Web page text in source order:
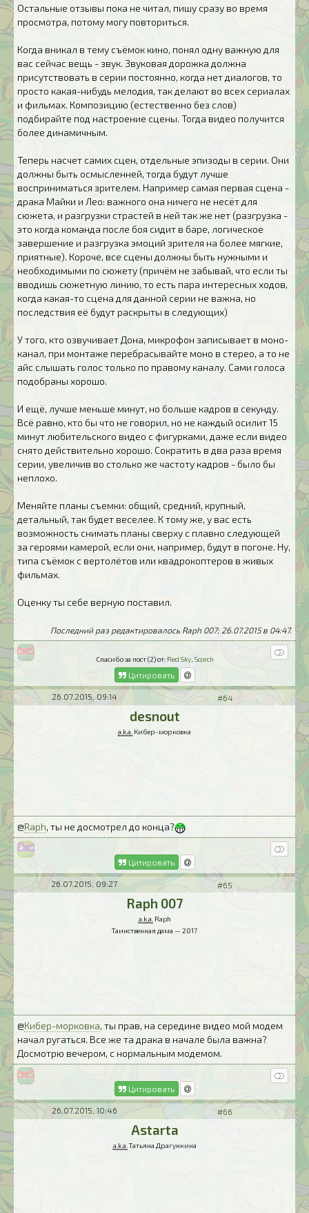
Остальные отзывы пока не читал, пишу сразу во время
просмотра, потому могу повториться.
Когда вникал в тему съёмок кино, понял одну важную для
вас сейчас вещь - звук. Звуковая дорожка должна
присутствовать в серии постоянно, когда нет диалогов, то
просто какая-нибудь мелодия, так делают во всех сериалах
и фильмах. Композицию (естественно без слов)
подбирайте под настроение сцены. Тогда видео получится
более динамичным.
Теперь насчет самих сцен, отдельные эпизоды в серии. Они
должны быть осмысленней, тогда будут лучше
восприниматься зрителем. Например самая первая сцена -
драка Майки и Лео: важного она ничего не несёт для
сюжета, и разгрузки страстей в ней так же нет (разгрузка -
это когда команда после боя сидит в баре, логическое
завершение и разгрузка эмоций зрителя на более мягкие,
приятные). Короче, все сцены должны быть нужными и
необходимыми по сюжету (причём не забывай, что если ты
вводишь сюжетную линию, то есть пара интересных ходов,
когда какая-то сцена для данной серии не важна, но
последствия её будут раскрыты в следующих)
У того, кто озвучивает Дона, микрофон записывает в моно-
канал, при монтаже перебрасывайте моно в стерео, а то не
айс слышать голос только по правому каналу. Сами голоса
подобраны хорошо.
И ещё, лучше меньше минут, но больше кадров в секунду.
Всё равно, кто бы что не говорил, но не каждый осилит 15
минут любительского видео с фигурками, даже если видео
снято действительно хорошо. Сократить в два раза время
серии, увеличив во столько же частоту кадров - было бы
неплохо.
Меняйте планы съемки: общий, средний, крупный,
детальный, так будет веселее. К тому же, у вас есть
возможность снимать планы сверху с плавно следующей
за героями камерой, если они, например, будут в погоне. Ну,
типа съёмок с вертолётов или квадрокоптеров в живых
фильмах.
Оценку ты себе верную поставил.
Последний раз редактировалось Raph 007; 26.07.2015 в 04:47.
Спасибо за пост (2) от: Red Sky, Scorch
Цитировать
26.07.2015, 09:14 #64
desnout
a.k.a. Кибер-морковка
@Raph, ты не досмотрел до конца?
Цитировать
26.07.2015, 09:27 #65
Raph 007
a.k.a. Raph
Таинственная дама — 2017
@Кибер-морковка, ты прав, на середине видео мой модем
начал ругаться. Все же та драка в начале была важна?
Досмотрю вечером, с нормальным модемом.
Цитировать
26.07.2015, 10:46 #66
Astarta
a.k.a. Татьяна Драгункина